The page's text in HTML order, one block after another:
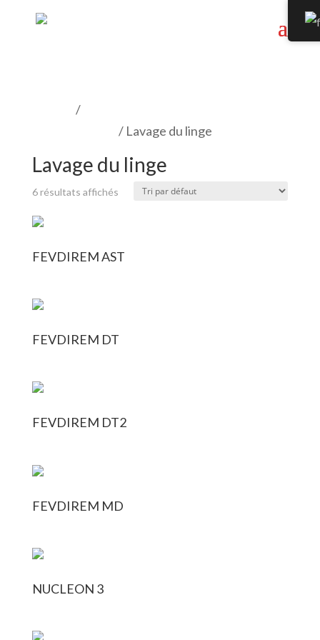
/
/ Lavage du linge
Lavage du linge
6 résultats affichés
FEVDIREM AST
FEVDIREM DT
FEVDIREM DT2
FEVDIREM MD
NUCLEON 3